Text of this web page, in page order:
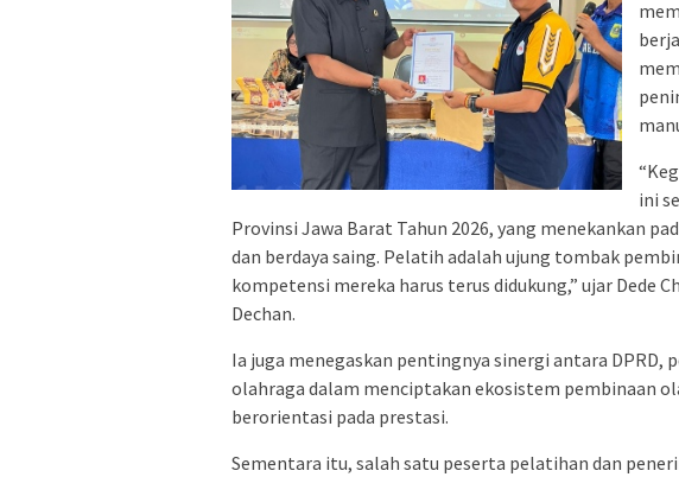
ini
Provinsi Jawa Barat Tahun 2026, yang menekankan
dan berdaya saing. Pelatih adalah ujung tombak
kompetensi mereka harus terus didukung,” ujar Dede
Dechan.
Ia juga menegaskan pentingnya sinergi antara DPRD,
olahraga dalam menciptakan ekosistem pembinaan
berorientasi pada prestasi.
Sementara itu, salah satu peserta pelatihan dan